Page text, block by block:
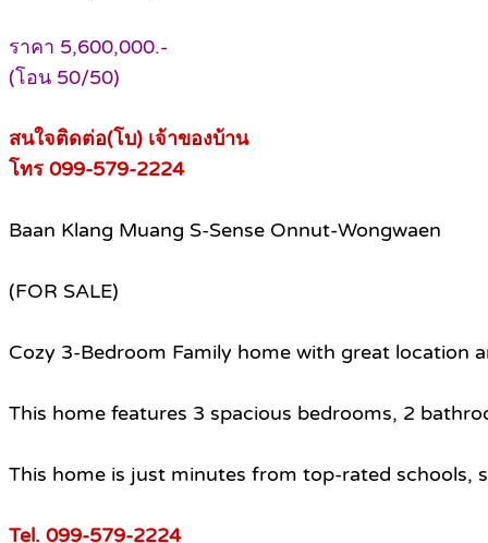
ราคา 5,600,000.-
(โอน 50/50)
สนใจติดต่อ(โบ) เจ้าของบ้าน
โทร 099-579-2224
Baan Klang Muang S-Sense Onnut-Wongwaen
(FOR SALE)
Cozy 3-Bedroom Family home with great location
This home features 3 spacious bedrooms, 2
This home is just minutes from top-rated schools,
Tel. 099-579-2224